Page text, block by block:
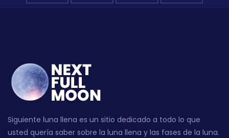
Siguiente luna llena es un sitio dedicado a todo lo que
usted quería saber sobre la luna llena y las fases de la luna.